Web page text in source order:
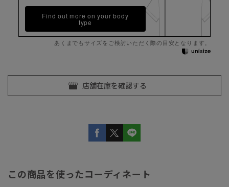
Find out more on your body
type
あくまでもサイズをご検討いただく際の目安となります。
この商品を使ったコーディネート